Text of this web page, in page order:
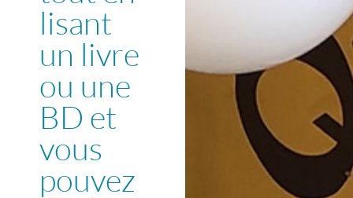
lisant
un livre
ou une
BD et
vous
pouvez